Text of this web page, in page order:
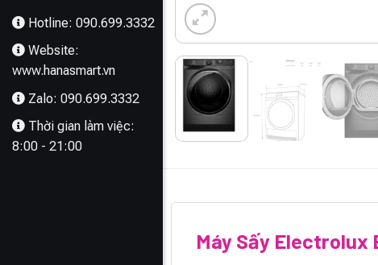
Hotline: 090.699.3332
Website:
www.hanasmart.vn
Zalo: 090.699.3332
Thời gian làm việc:
8:00 - 21:00
Máy Sấy Electrolux